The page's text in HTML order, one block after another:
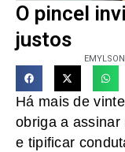
O pincel
justos
Há mais de
obriga a
e tipificar